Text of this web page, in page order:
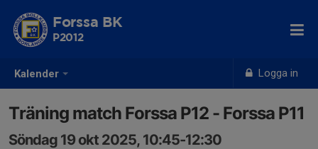
Kalender Logga in
Forssa BK
P2012
Träning match Forssa P12 - Forssa P11
Söndag 19 okt 2025, 10:45-12:30